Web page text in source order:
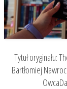
Tytuł oryginału:
Bartłomiej